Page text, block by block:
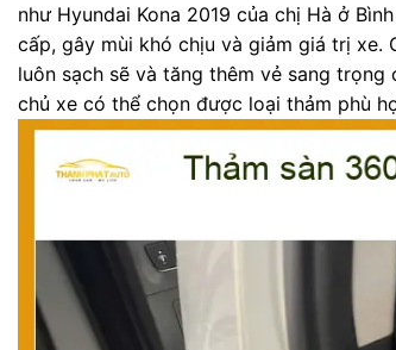
như Hyundai Kona 2019 của chị Hà ở
cấp, gây mùi khó chịu và giảm giá trị xe.
luôn sạch sẽ và tăng thêm vẻ sang
chủ xe có thể chọn được loại thảm phù